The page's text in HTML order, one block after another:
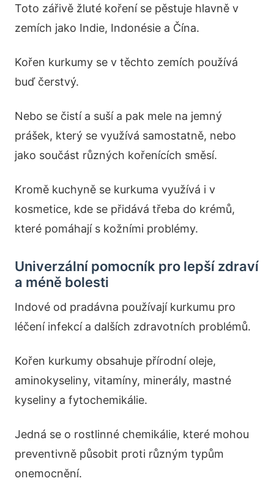
Toto zářivě žluté koření se pěstuje hlavně v
zemích jako Indie, Indonésie a Čína.
Kořen kurkumy se v těchto zemích používá
buď čerstvý.
Nebo se čistí a suší a pak mele na jemný
prášek, který se využívá samostatně, nebo
jako součást různých kořenících směsí.
Kromě kuchyně se kurkuma využívá i v
kosmetice, kde se přidává třeba do krémů,
které pomáhají s kožními problémy.
Univerzální pomocník pro lepší zdraví
a méně bolesti
Indové od pradávna používají kurkumu pro
léčení infekcí a dalších zdravotních problémů.
Kořen kurkumy obsahuje přírodní oleje,
aminokyseliny, vitamíny, minerály, mastné
kyseliny a fytochemikálie.
Jedná se o rostlinné chemikálie, které mohou
preventivně působit proti různým typům
onemocnění.